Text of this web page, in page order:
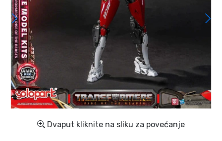
Dvaput kliknite na sliku za povećanje
Outlet proizvodi
Dostava i plaćanje
TV serija proizvodi
Film proizvodi
Crtani proizvodi